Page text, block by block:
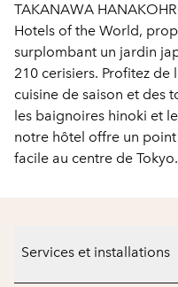
TAKANAWA
Hotels of the World,
surplombant un jardin
210 cerisiers. Profitez de
cuisine de saison et des
les baignoires hinoki et
notre hôtel offre un
facile au centre de Tokyo.
Services et installations